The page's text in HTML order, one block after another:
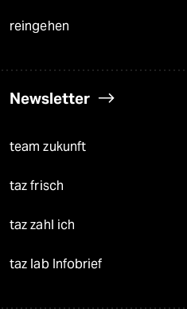
reingehen
Newsletter
team zukunft
taz frisch
taz zahl ich
taz lab Infobrief